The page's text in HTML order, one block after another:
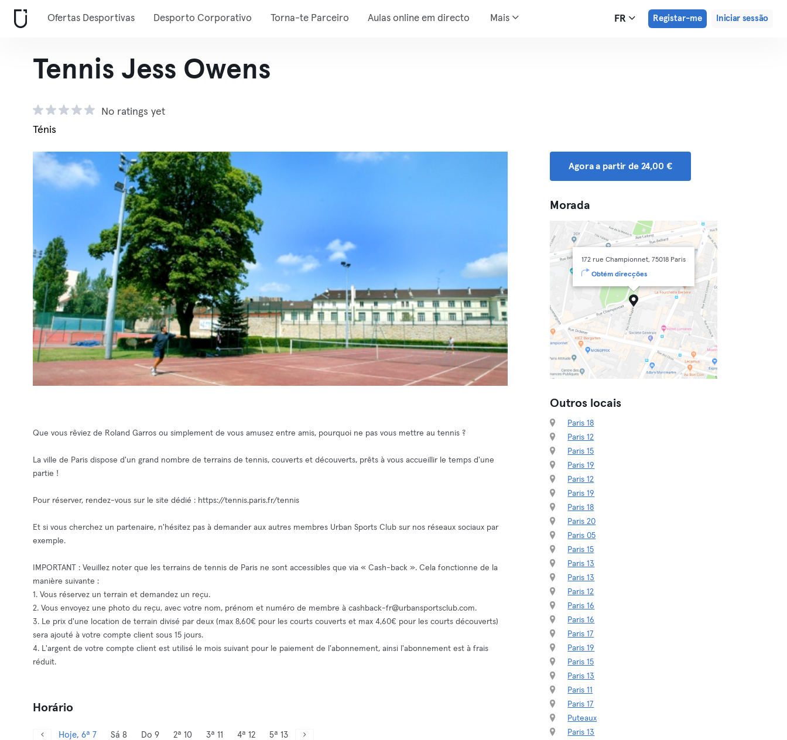
Ofertas Desportivas Desporto Corporativo Torna-te Parceiro Aulas online em directo Mais FR Registar-me Iniciar sessão
Tennis Jess Owens
No ratings yet
Ténis
Que vous rêviez de Roland Garros ou simplement de vous amusez entre amis, pourquoi ne pas vous mettre au tennis ?
La ville de Paris dispose d'un grand nombre de terrains de tennis, couverts et découverts, prêts à vous accueillir le temps d'une
partie !
Pour réserver, rendez-vous sur le site dédié : https://tennis.paris.fr/tennis
Et si vous cherchez un partenaire, n'hésitez pas à demander aux autres membres Urban Sports Club sur nos réseaux sociaux par
exemple.
IMPORTANT : Veuillez noter que les terrains de tennis de Paris ne sont accessibles que via « Cash-back ». Cela fonctionne de la
manière suivante :
1. Vous réservez un terrain et demandez un reçu.
2. Vous envoyez une photo du reçu, avec votre nom, prénom et numéro de membre à cashback-fr@urbansportsclub.com.
3. Le prix d'une location de terrain divisé par deux (max 8,60€ pour les courts couverts et max 4,60€ pour les courts découverts)
sera ajouté à votre compte client sous 15 jours.
4. L'argent de votre compte client est utilisé le mois suivant pour le paiement de l'abonnement, ainsi l'abonnement est à frais
réduit.
Horário
Hoje, 6ª 7 Sá 8 Do 9 2ª 10 3ª 11 4ª 12 5ª 13
Agora a partir de 24,00 €
Morada
172 rue Championnet, 75018 Paris
Obtém direcções
Outros locais
Paris 18
Paris 12
Paris 15
Paris 19
Paris 12
Paris 19
Paris 18
Paris 20
Paris 05
Paris 15
Paris 13
Paris 13
Paris 12
Paris 16
Paris 16
Paris 17
Paris 19
Paris 15
Paris 13
Paris 11
Paris 17
Puteaux
Paris 13